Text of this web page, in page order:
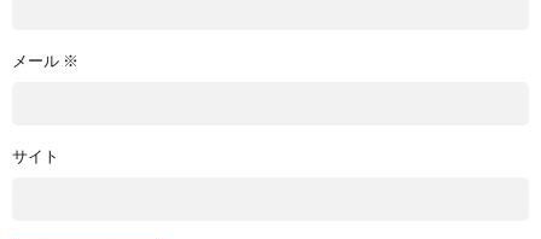
メール ※
サイト